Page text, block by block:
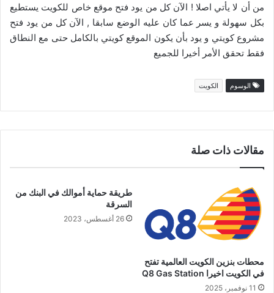
من أن لا يأتي اصلا ! الآن كل من يود فتح موقع خاص للكويت يستطيع
بكل سهولة و يسر عما كان عليه الوضع سابقا , الآن كل من يود فتح
مشروع كويتي و يود بأن يكون الموقع كويتي بالكامل حتى مع النطاق
فقط تحقق الأمر أخيرا للجميع
الوسوم الكويت
مقالات ذات صلة
محطات بنزين الكويت العالمية تفتح
في الكويت اخيرا Q8 Gas Station
11 نوفمبر، 2025
طريقة حماية أموالك في البنك من
السرقة
26 أغسطس، 2023